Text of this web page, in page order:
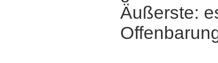
Äußerste: